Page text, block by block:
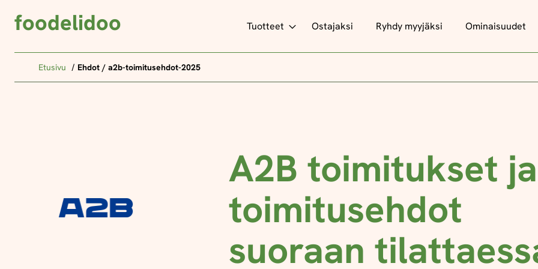
foodelidoo Tuotteet Ostajaksi Ryhdy myyjäksi Ominaisuudet
Etusivu Ehdot / a2b-toimitusehdot-2025
A2B toimitukset ja
toimitusehdot
suoraan